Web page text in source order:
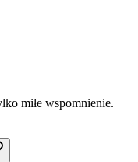
miłe wspomnienie.